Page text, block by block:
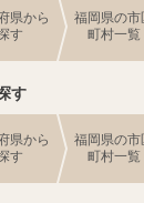
県から
す
福岡県の市
町村一覧
す
県から
す
福岡県の市
町村一覧